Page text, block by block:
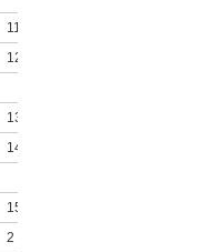
11
12
13
14
15
2